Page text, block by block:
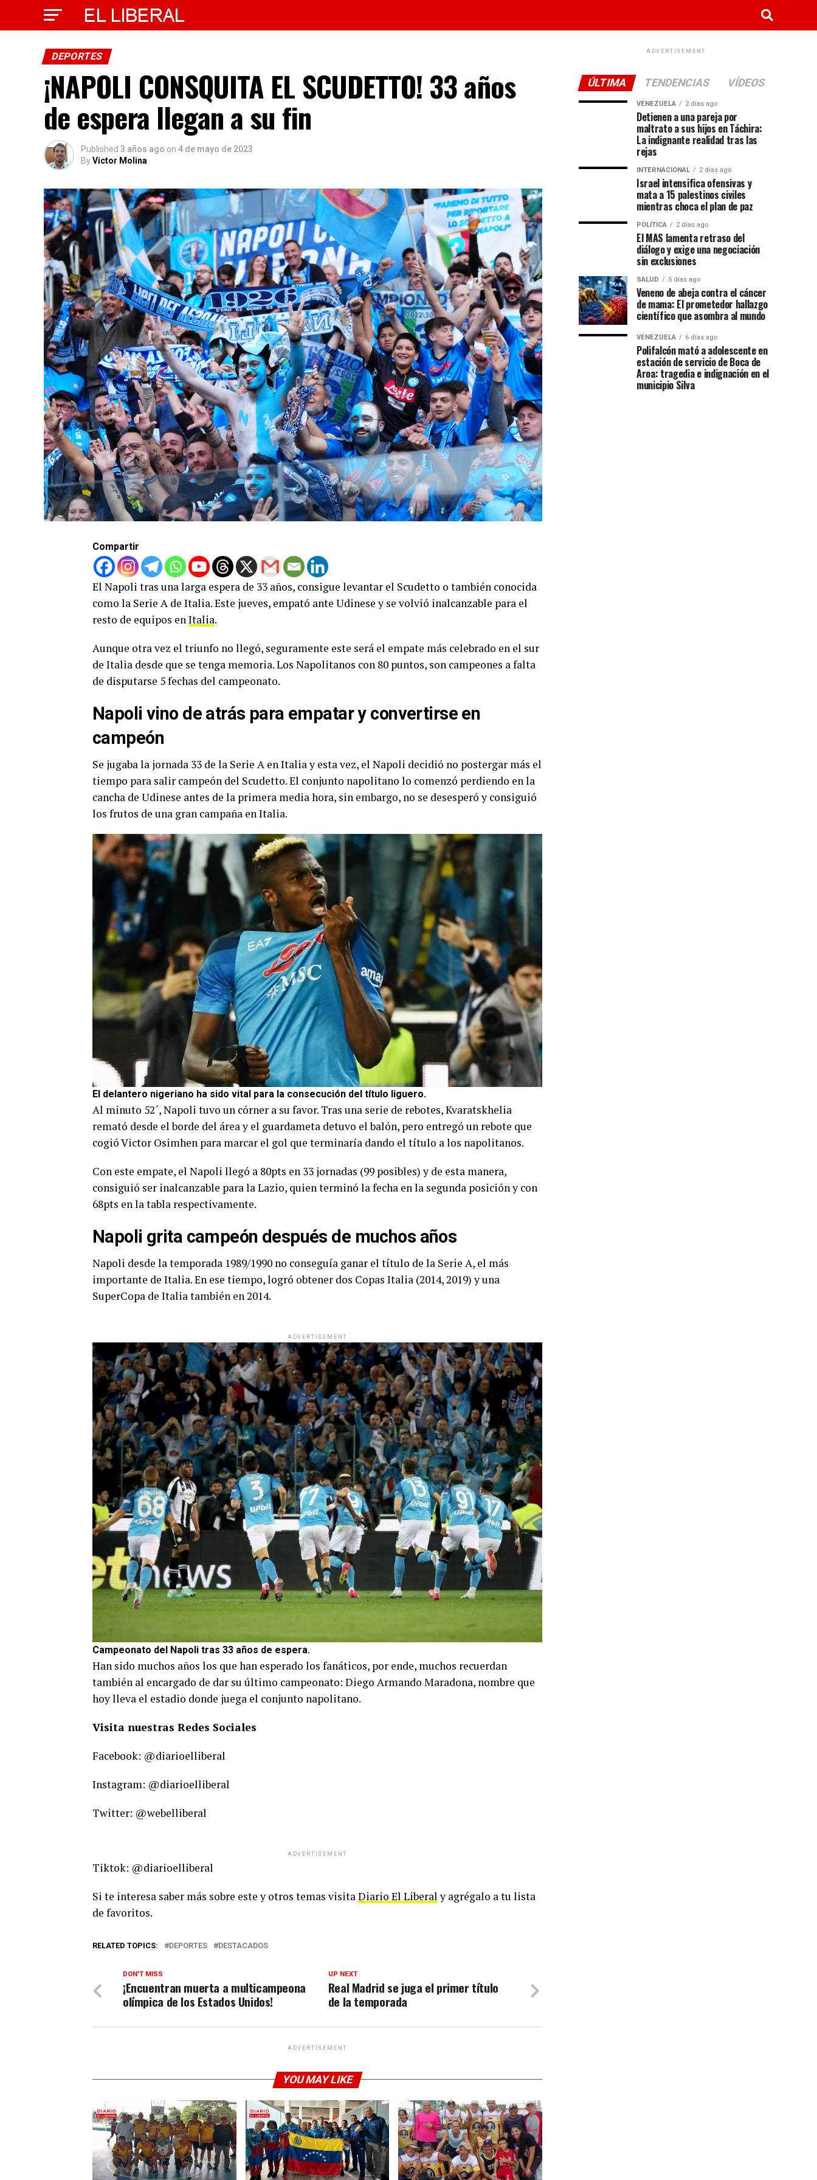
DEPORTES
¡NAPOLI CONSQUITA EL SCUDETTO! 33 años
de espera llegan a su fin
Published 3 años ago on 4 de mayo de 2023
ByVictor Molina
Compartir
El Napoli tras una larga espera de 33 años, consigue levantar el Scudetto o también conocida
como la Serie A de Italia. Este jueves, empató ante Udinese y se volvió inalcanzable para el
resto de equipos enItalia.
Aunque otra vez el triunfo no llegó, seguramente este será el empate más celebrado en el sur
de Italia desde que se tenga memoria. Los Napolitanos con 80 puntos, son campeones a falta
de disputarse 5 fechas del campeonato.
Napoli vino de atrás para empatar y convertirse en
campeón
Se jugaba la jornada 33 de la Serie A en Italia y esta vez, el Napoli decidió no postergar más el
tiempo para salir campeón del Scudetto. El conjunto napolitano lo comenzó perdiendo en la
cancha de Udinese antes de la primera media hora, sin embargo, no se desesperó y consiguió
los frutos de una gran campaña en Italia.
El delantero nigeriano ha sido vital para la consecución del título liguero.
Al minuto 52´, Napoli tuvo un córner a su favor. Tras una serie de rebotes, Kvaratskhelia
remató desde el borde del área y el guardameta detuvo el balón, pero entregó un rebote que
cogió Victor Osimhen para marcar el gol que terminaría dando el título a los napolitanos.
Con este empate, el Napoli llegó a 80pts en 33 jornadas (99 posibles) y de esta manera,
consiguió ser inalcanzable para la Lazio, quien terminó la fecha en la segunda posición y con
68pts en la tabla respectivamente.
Napoli grita campeón después de muchos años
Napoli desde la temporada 1989/1990 no conseguía ganar el título de la Serie A, el más
importante de Italia. En ese tiempo, logró obtener dos Copas Italia (2014, 2019) y una
SuperCopa de Italia también en 2014.
ADVERTISEMENT
Campeonato del Napoli tras 33 años de espera.
Han sido muchos años los que han esperado los fanáticos, por ende, muchos recuerdan
también al encargado de dar su último campeonato: Diego Armando Maradona, nombre que
hoy lleva el estadio donde juega el conjunto napolitano.
Visita nuestras Redes Sociales
Facebook: @diarioelliberal
Instagram: @diarioelliberal
Twitter: @webelliberal
ADVERTISEMENT
Tiktok: @diarioelliberal
Si te interesa saber más sobre este y otros temas visitaDiario El Liberaly agrégalo a tu lista
de favoritos.
RELATED TOPICS: DEPORTES DESTACADOS
UP NEXT
Real Madrid se juga el primer título
de la temporada
DON'T MISS
¡Encuentran muerta a multicampeona
olímpica de los Estados Unidos!
ADVERTISEMENT
YOU MAY LIKE
ADVERTISEMENT
ÚLTIMA TENDENCIAS VÍDEOS
VENEZUELA 2 días ago
Detienen a una pareja por
maltrato a sus hijos en Táchira:
La indignante realidad tras las
rejas
INTERNACIONAL 2 días ago
Israel intensifica ofensivas y
mata a 15 palestinos civiles
mientras choca el plan de paz
POLÍTICA 2 días ago
El MAS lamenta retraso del
diálogo y exige una negociación
sin exclusiones
SALUD 5 días ago
Veneno de abeja contra el cáncer
de mama: El prometedor hallazgo
científico que asombra al mundo
VENEZUELA 6 días ago
Polifalcón mató a adolescente en
estación de servicio de Boca de
Aroa: tragedia e indignación en el
municipio Silva